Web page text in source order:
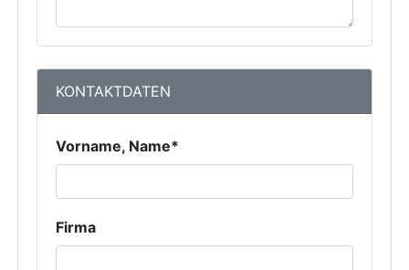
KONTAKTDATEN
Vorname, Name*
Firma